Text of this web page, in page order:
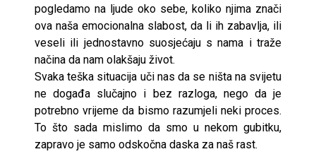
pogledamo na ljude oko sebe, koliko njima znači
ova naša emocionalna slabost, da li ih zabavlja, ili
veseli ili jednostavno suosjećaju s nama i traže
načina da nam olakšaju život.
Svaka teška situacija uči nas da se ništa na svijetu
ne događa slučajno i bez razloga, nego da je
potrebno vrijeme da bismo razumjeli neki proces.
To što sada mislimo da smo u nekom gubitku,
zapravo je samo odskočna daska za naš rast.